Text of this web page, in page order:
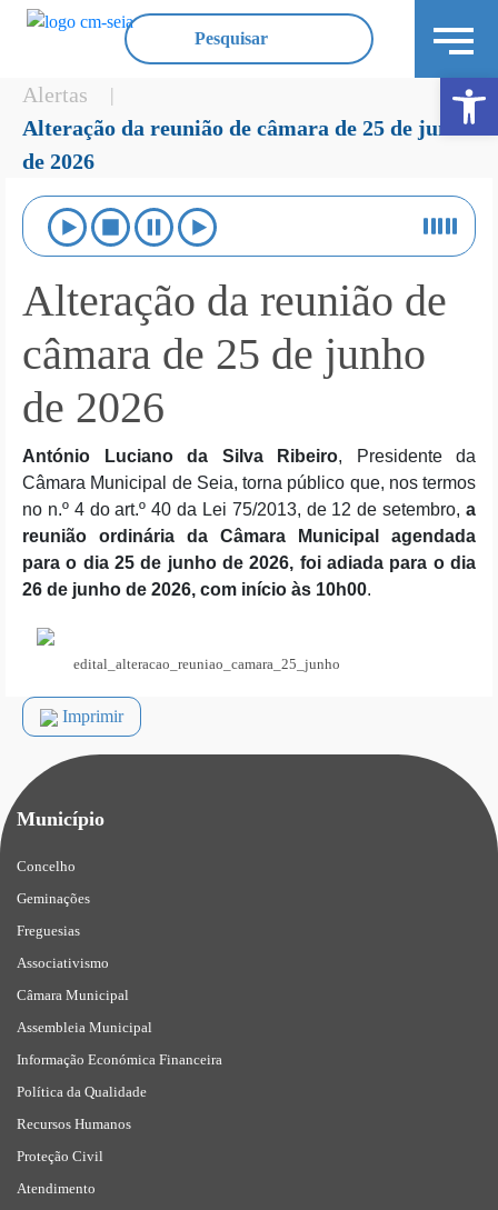
Alertas |
Alteração da reunião de câmara de 25 de junho
de 2026
Alteração da reunião de
câmara de 25 de junho
de 2026
António Luciano da Silva Ribeiro, Presidente da
Câmara Municipal de Seia, torna público que, nos termos
no n.º 4 do art.º 40 da Lei 75/2013, de 12 de setembro, a
reunião ordinária da Câmara Municipal agendada
para o dia 25 de junho de 2026, foi adiada para o dia
26 de junho de 2026, com início às 10h00.
edital_alteracao_reuniao_camara_25_junho
Imprimir
Município
Concelho
Geminações
Freguesias
Associativismo
Câmara Municipal
Assembleia Municipal
Informação Económica Financeira
Política da Qualidade
Recursos Humanos
Proteção Civil
Atendimento